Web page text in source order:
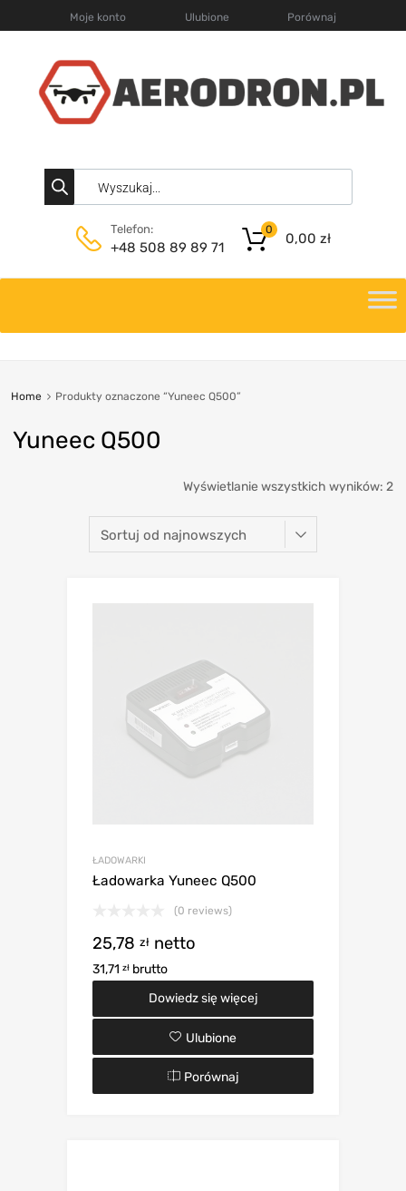
Moje konto Ulubione Porównaj
Telefon:
+48 508 89 89 71
0,00 zł
0
Home Produkty oznaczone “Yuneec Q500”
Yuneec Q500
Wyświetlanie wszystkich wyników: 2
ŁADOWARKI
Ładowarka Yuneec Q500
(0 reviews)
25,78 zł netto
31,71 zł brutto
Dowiedz się więcej
Ulubione
Porównaj